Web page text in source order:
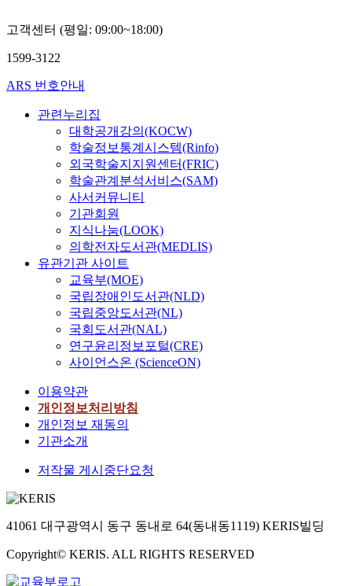
고객센터 (평일: 09:00~18:00)
1599-3122
ARS 번호안내
관련누리집
대학공개강의(KOCW)
학술정보통계시스템(Rinfo)
외국학술지지원센터(FRIC)
학술관계분석서비스(SAM)
사서커뮤니티
기관회원
지식나눔(LOOK)
의학전자도서관(MEDLIS)
유관기관 사이트
교육부(MOE)
국립장애인도서관(NLD)
국립중앙도서관(NL)
국회도서관(NAL)
연구윤리정보포털(CRE)
사이언스온 (ScienceON)
이용약관
개인정보처리방침
개인정보 재동의
기관소개
저작물 게시중단요청
41061 대구광역시 동구 동내로 64(동내동1119) KERIS빌딩
Copyright© KERIS. ALL RIGHTS RESERVED